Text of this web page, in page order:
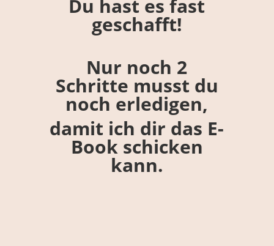
Du hast es fast
geschafft!
Nur noch 2
Schritte musst du
noch erledigen,
damit ich dir das E-
Book schicken
kann.